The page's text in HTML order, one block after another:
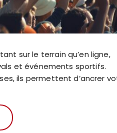
sur le terrain qu’en ligne,
et événements sportifs.
ils permettent d’ancrer